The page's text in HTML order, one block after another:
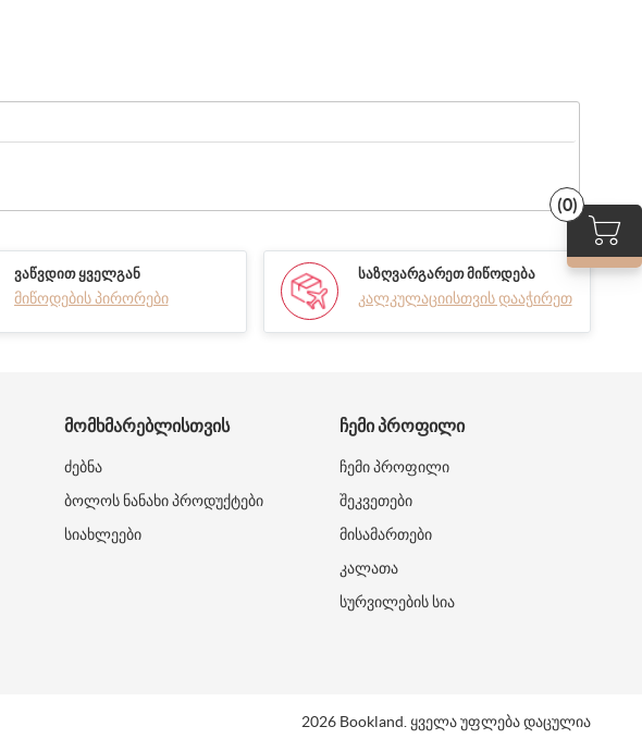
(0)
ᲕᲐᲬᲕᲓᲘᲗ ᲧᲕᲔᲚᲒᲐᲜ
მიწოდების პირორები
ᲡᲐᲖᲦᲕᲐᲠᲒᲐᲠᲔᲗ ᲛᲘᲬᲝᲓᲔᲑᲐ
კალკულაციისთვის დააჭირეთ
ᲛᲝᲛᲮᲛᲐᲠᲔᲑᲚᲘᲡᲗᲕᲘᲡ
ძებნა
ბოლოს ნანახი პროდუქტები
სიახლეები
ᲩᲔᲛᲘ ᲞᲠᲝᲤᲘᲚᲘ
ჩემი პროფილი
შეკვეთები
მისამართები
კალათა
სურვილების სია
2026 Bookland. ყველა უფლება დაცულია